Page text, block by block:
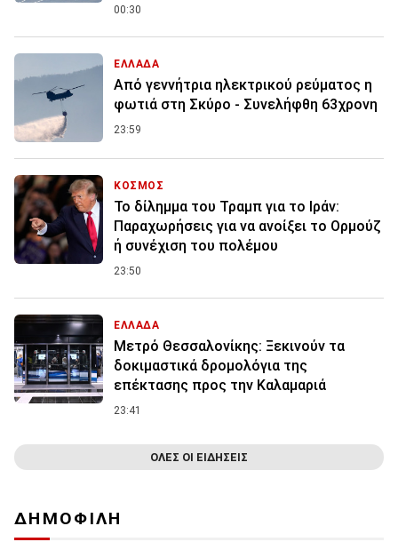
00:30
ΕΛΛΑΔΑ
Από γεννήτρια ηλεκτρικού ρεύματος η
φωτιά στη Σκύρο - Συνελήφθη 63χρονη
23:59
ΚΟΣΜΟΣ
Το δίλημμα του Τραμπ για το Ιράν:
Παραχωρήσεις για να ανοίξει το Ορμούζ
ή συνέχιση του πολέμου
23:50
ΕΛΛΑΔΑ
Μετρό Θεσσαλονίκης: Ξεκινούν τα
δοκιμαστικά δρομολόγια της
επέκτασης προς την Καλαμαριά
23:41
ΟΛΕΣ ΟΙ ΕΙΔΗΣΕΙΣ
ΔΗΜΟΦΙΛΗ